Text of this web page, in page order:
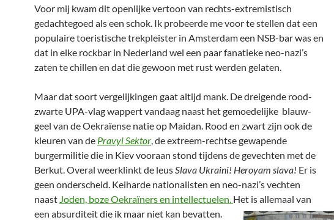
Voor mij kwam dit openlijke vertoon van rechts-extremistisch
gedachtegoed als een schok. Ik probeerde me voor te stellen dat een
populaire toeristische trekpleister in Amsterdam een NSB-bar was en
dat in elke rockbar in Nederland wel een paar fanatieke neo-nazi’s
zaten te chillen en dat die gewoon met rust werden gelaten.
Maar dat soort vergelijkingen gaat altijd mank. De dreigende rood-
zwarte UPA-vlag wappert vandaag naast het gemoedelijke blauw-
geel van de Oekraïense natie op Maidan. Rood en zwart zijn ook de
kleuren van de Pravyi Sektor, de extreem-rechtse gewapende
burgermilitie die in Kiev vooraan stond tijdens de gevechten met de
Berkut. Overal weerklinkt de leusSlava Ukraini! Heroyam slava! Er is
geen onderscheid. Keiharde nationalisten en neo-nazi’s vechten
naast Joden, boze Oekraïners en intellectuelen. Het is allemaal van
een absurditeit die ik maar niet kan bevatten.